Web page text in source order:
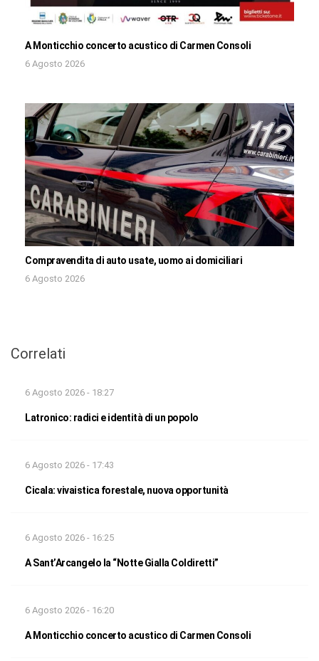
A Monticchio concerto acustico di Carmen Consoli
6 Agosto 2026
Compravendita di auto usate, uomo ai domiciliari
6 Agosto 2026
Correlati
6 Agosto 2026 - 18:27
Latronico: radici e identità di un popolo
6 Agosto 2026 - 17:43
Cicala: vivaistica forestale, nuova opportunità
6 Agosto 2026 - 16:25
A Sant’Arcangelo la “Notte Gialla Coldiretti”
6 Agosto 2026 - 16:20
A Monticchio concerto acustico di Carmen Consoli